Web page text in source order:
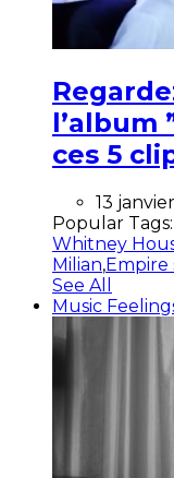
l’album
ces 5
13
Popular Tags:
Whitney
Milian,Empire
See All
Music